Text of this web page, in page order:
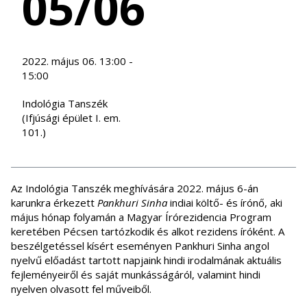
2022. május 06. 13:00 -
15:00
Indológia Tanszék
(Ifjúsági épület I. em.
101.)
Az Indológia Tanszék meghívására 2022. május 6-án
karunkra érkezett Pankhuri Sinha indiai költő- és írónő, aki
május hónap folyamán a Magyar Írórezidencia Program
keretében Pécsen tartózkodik és alkot rezidens íróként. A
beszélgetéssel kísért eseményen Pankhuri Sinha angol
nyelvű előadást tartott napjaink hindi irodalmának aktuális
fejleményeiről és saját munkásságáról, valamint hindi
nyelven olvasott fel műveiből.